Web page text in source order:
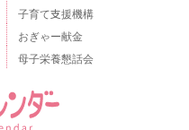
子育て支援機構
おぎゃー献金
母子栄養懇話会